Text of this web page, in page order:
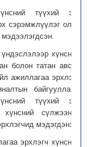
түүхий эд,
сэрэмжлүүлэг олон
хүнсний
болон татан авсан
ажиллагаа эрхлэгч
байгууллага,
түүхий эд,
сүлжээний
мэдэгдэнэ.
эрхлэгч хүнсний